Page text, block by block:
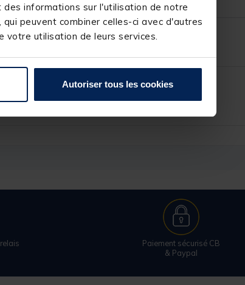
informations sur l'utilisation de notre
peuvent combiner celles-ci avec d'autres
votre utilisation de leurs services.
Autoriser tous les cookies
Paiement sécurisé CB
& Paypal